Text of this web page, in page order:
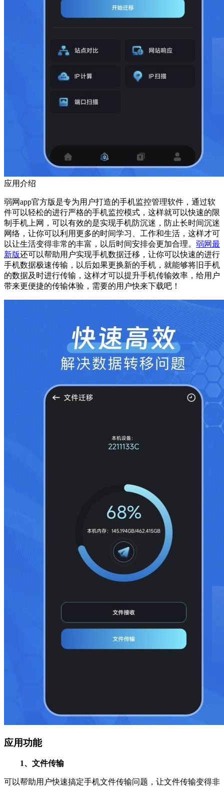
应用介绍
弱网app官方版是专为用户打造的手机监控管理软件，通过软
件可以轻松的进行严格的手机监控模式，这样就可以快速的限
制手机上网，可以有效的是实现手机防沉迷，防止长时间沉迷
网络，让你可以利用更多的时间学习、工作和生活，这样才可
以让生活变得非常的丰富，以后时间安排会更加合理。 弱网最
新版还可以帮助用户实现手机数据迁移，让你可以快速的进行
手机数据极速传输，以后如果更换新的手机，就能够将旧手机
的数据及时进行传输，这样才可以提升手机传输效率，给用户
带来更便捷的传输体验，需要的用户快来下载吧！
应用功能
1、文件传输
可以帮助用户快速搞定手机文件传输问题，让文件传输变得非